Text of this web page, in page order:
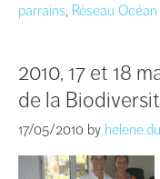
parrains, Réseau
2010, 17 et 18
de la
17/05/2010 by